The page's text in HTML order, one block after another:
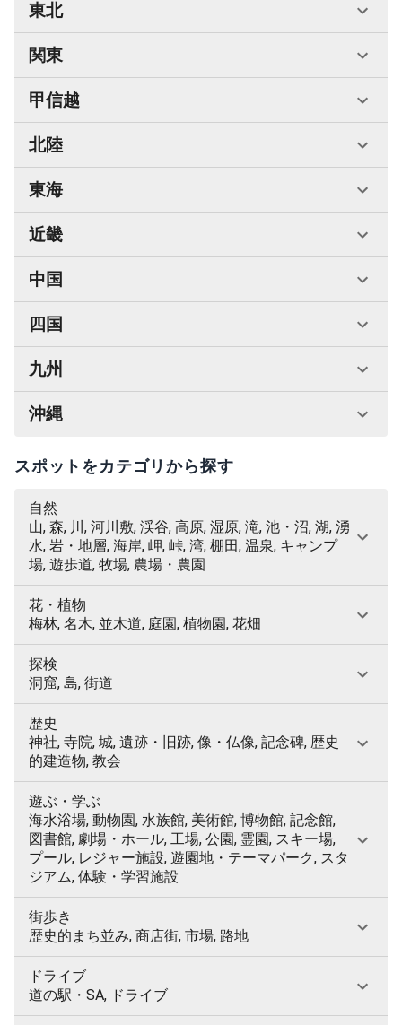
東北
関東
甲信越
北陸
東海
近畿
中国
四国
九州
沖縄
スポットをカテゴリから探す
自然
山, 森, 川, 河川敷, 渓谷, 高原, 湿原, 滝, 池・沼, 湖, 湧
水, 岩・地層, 海岸, 岬, 峠, 湾, 棚田, 温泉, キャンプ
場, 遊歩道, 牧場, 農場・農園
花・植物
梅林, 名木, 並木道, 庭園, 植物園, 花畑
探検
洞窟, 島, 街道
歴史
神社, 寺院, 城, 遺跡・旧跡, 像・仏像, 記念碑, 歴史
的建造物, 教会
遊ぶ・学ぶ
海水浴場, 動物園, 水族館, 美術館, 博物館, 記念館,
図書館, 劇場・ホール, 工場, 公園, 霊園, スキー場,
プール, レジャー施設, 遊園地・テーマパーク, スタ
ジアム, 体験・学習施設
街歩き
歴史的まち並み, 商店街, 市場, 路地
ドライブ
道の駅・SA, ドライブ